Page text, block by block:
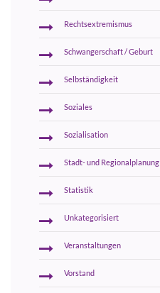
Rechtsextremismus
Schwangerschaft / Geburt
Selbständigkeit
Soziales
Sozialisation
Stadt- und Regionalplanung
Statistik
Unkategorisiert
Veranstaltungen
Vorstand